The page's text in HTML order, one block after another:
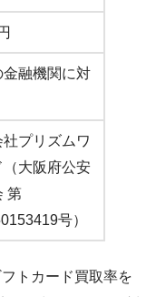
金融機関に対
プリズムワ
（大阪府公安
第
号）
トカード買取率を